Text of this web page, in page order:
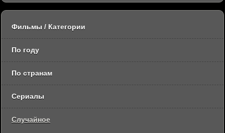
Фильмы / Категории
По году
По странам
Сериалы
Случайное